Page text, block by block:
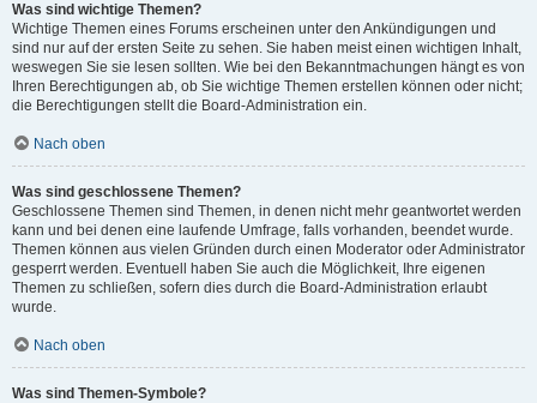
Was sind wichtige Themen?
Wichtige Themen eines Forums erscheinen unter den Ankündigungen und
sind nur auf der ersten Seite zu sehen. Sie haben meist einen wichtigen Inhalt,
weswegen Sie sie lesen sollten. Wie bei den Bekanntmachungen hängt es von
Ihren Berechtigungen ab, ob Sie wichtige Themen erstellen können oder nicht;
die Berechtigungen stellt die Board-Administration ein.
Nach oben
Was sind geschlossene Themen?
Geschlossene Themen sind Themen, in denen nicht mehr geantwortet werden
kann und bei denen eine laufende Umfrage, falls vorhanden, beendet wurde.
Themen können aus vielen Gründen durch einen Moderator oder Administrator
gesperrt werden. Eventuell haben Sie auch die Möglichkeit, Ihre eigenen
Themen zu schließen, sofern dies durch die Board-Administration erlaubt
wurde.
Nach oben
Was sind Themen-Symbole?